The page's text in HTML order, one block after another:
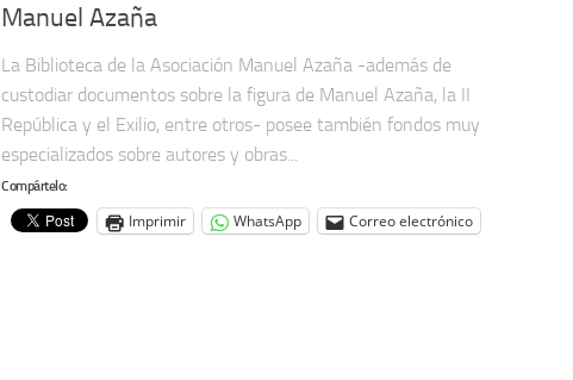
Manuel Azaña
La Biblioteca de la Asociación Manuel Azaña -además de
custodiar documentos sobre la figura de Manuel Azaña, la II
República y el Exilio, entre otros- posee también fondos muy
especializados sobre autores y obras...
Compártelo:
Imprimir WhatsApp Correo electrónico